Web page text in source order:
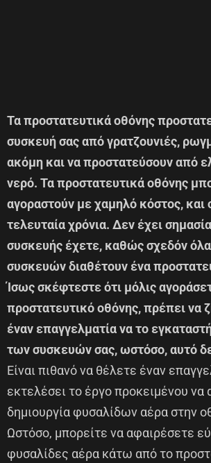
Τα προστατευτικά οθόνης
συσκευή σας από γρατζουνιές,
ακόμη και να προστατεύσουν από
νερό. Τα προστατευτικά οθόνης
αγοραστούν με χαμηλό κόστος, και
τελευταία χρόνια. Δεν έχει
συσκευής έχετε, καθώς σχεδόν
συσκευών διαθέτουν ένα
Ίσως σκέφτεστε ότι μόλις
προστατευτικό οθόνης, πρέπει να
έναν επαγγελματία να το
των συσκευών σας, ωστόσο, αυτό
Είναι πιθανό να θέλετε έναν
εκτελέσει το έργο προκειμένου να
δημιουργία φυσαλίδων αέρα στην
Ωστόσο, μπορείτε να αφαιρέσετε
φυσαλίδες αέρα κάτω από το